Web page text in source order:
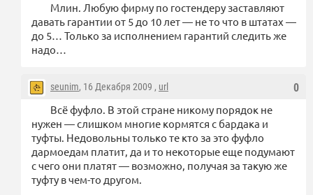
Млин. Любую фирму по гостендеру заставляют
давать гарантии от 5 до 10 лет — не то что в штатах —
до 5… Только за исполнением гарантий следить же
надо…
0
seunim, 16 Декабря 2009 , url
Всё фуфло. В этой стране никому порядок не
нужен — слишком многие кормятся с бардака и
туфты. Недовольны только те кто за это фуфло
дармоедам платит, да и то некоторые еще подумают
с чего они платят — возможно, получая за такую же
туфту в чем-то другом.